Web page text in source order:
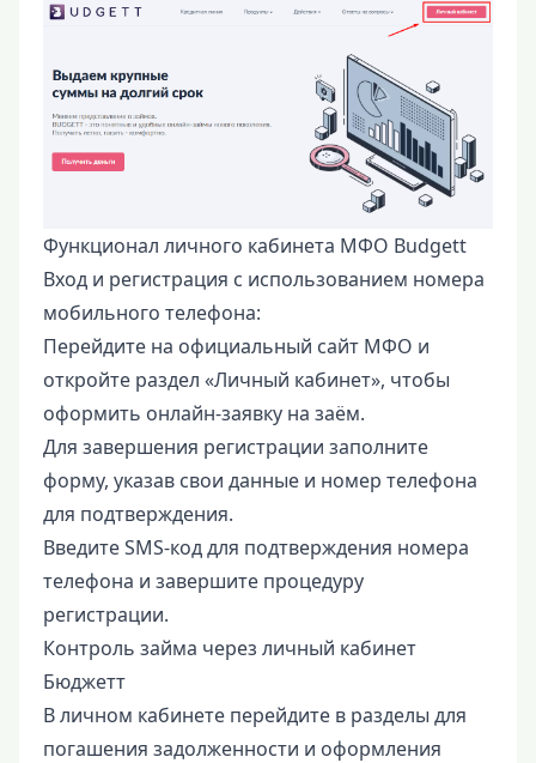
Функционал личного кабинета МФО Budgett
Вход и регистрация с использованием номера
мобильного телефона:
Перейдите на официальный сайт МФО и
откройте раздел «Личный кабинет», чтобы
оформить онлайн-заявку на заём.
Для завершения регистрации заполните
форму, указав свои данные и номер телефона
для подтверждения.
Введите SMS-код для подтверждения номера
телефона и завершите процедуру
регистрации.
Контроль займа через личный кабинет
Бюджетт
В личном кабинете перейдите в разделы для
погашения задолженности и оформления